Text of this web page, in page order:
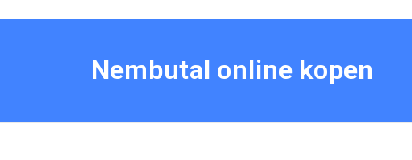
Nembutal online kopen